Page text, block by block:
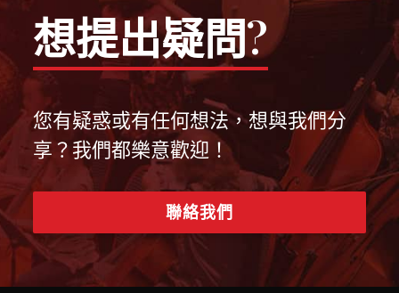
想提出疑問?
您有疑惑或有任何想法，想與我們分
享？我們都樂意歡迎！
聯絡我們